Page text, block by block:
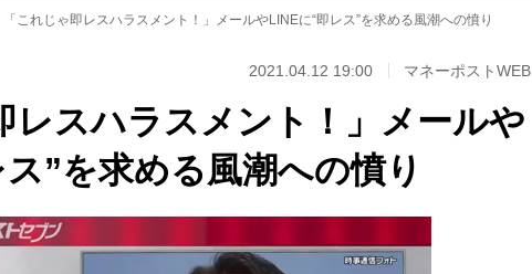
「これじゃ即レスハラスメント！」メールやLINEに“即レス”を求める風潮への憤り
2021.04.12 19:00 マネーポストWEB
レスハラスメント！」メールや
”を求める風潮への憤り